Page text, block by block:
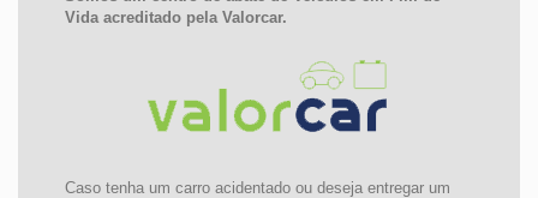
Vida acreditado pela Valorcar.
Caso tenha um carro acidentado ou deseja entregar um